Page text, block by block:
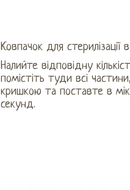
Ковпачок для стерилізації
Налийте відповідну
помістіть туди всі
кришкою та поставте в
секунд.